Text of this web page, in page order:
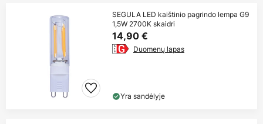
SEGULA LED kaištinio pagrindo lempa G9
1,5W 2700K skaidri
14,90 €
Duomenų lapas
Yra sandėlyje